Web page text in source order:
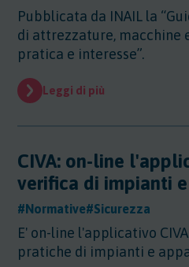
Ambiente - Rifiuti/
Edilizia
Energia
Energia
Evidenza
Notizie
Notizie
Regioni
Regioni - Abruzzo
Regioni - Basilicata
Sentenze
Pubblicata da INAIL la
di attrezzature, macchine
pratica e interesse”.
Leggi di più
CIVA: on-line
verifica di impianti
#Normative#Sicurezza
E' on-line l'applicativo
pratiche di impianti e